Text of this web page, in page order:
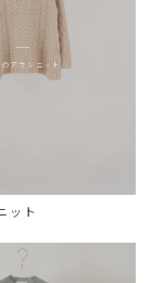
アランニット
ット